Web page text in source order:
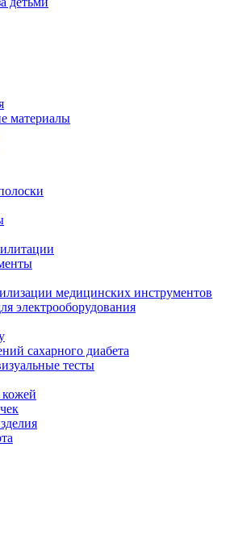
материалы
медицинских инструментов
электрооборудования
сахарного диабета
тесты
кожей